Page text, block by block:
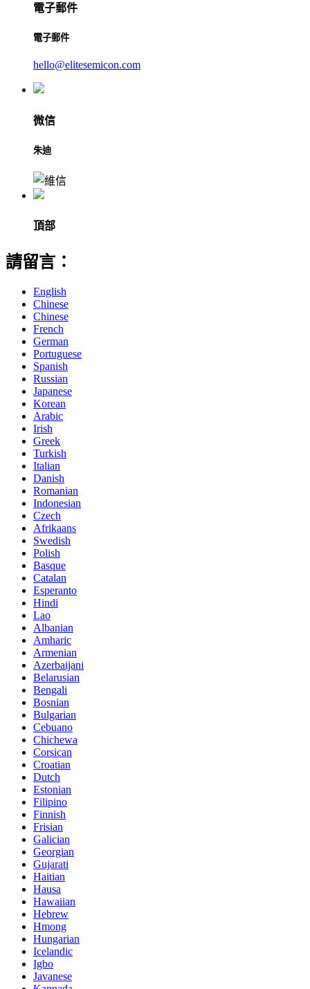
電子郵件
電子郵件
hello@elitesemicon.com
微信
朱迪
頂部
請留言：
English
Chinese
Chinese
French
German
Portuguese
Spanish
Russian
Japanese
Korean
Arabic
Irish
Greek
Turkish
Italian
Danish
Romanian
Indonesian
Czech
Afrikaans
Swedish
Polish
Basque
Catalan
Esperanto
Hindi
Lao
Albanian
Amharic
Armenian
Azerbaijani
Belarusian
Bengali
Bosnian
Bulgarian
Cebuano
Chichewa
Corsican
Croatian
Dutch
Estonian
Filipino
Finnish
Frisian
Galician
Georgian
Gujarati
Haitian
Hausa
Hawaiian
Hebrew
Hmong
Hungarian
Icelandic
Igbo
Javanese